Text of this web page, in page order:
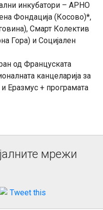
инкубатори – АРНО
Фондација (Косово)*,
Смарт Колектив
Гора) и Социјален
од Француската
канцеларија за
Еразмус + програмата
мрежи